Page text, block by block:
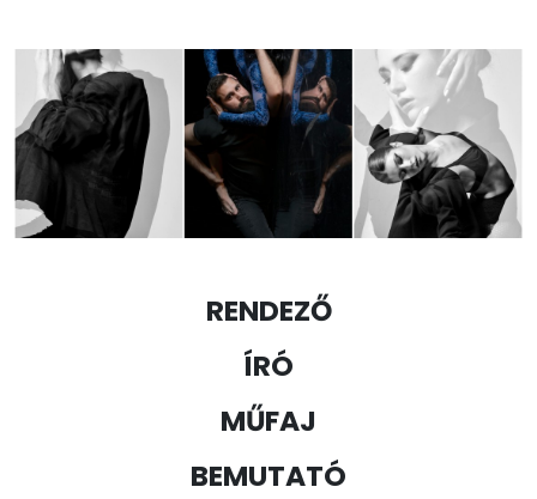
RENDEZŐ
ÍRÓ
MŰFAJ
BEMUTATÓ